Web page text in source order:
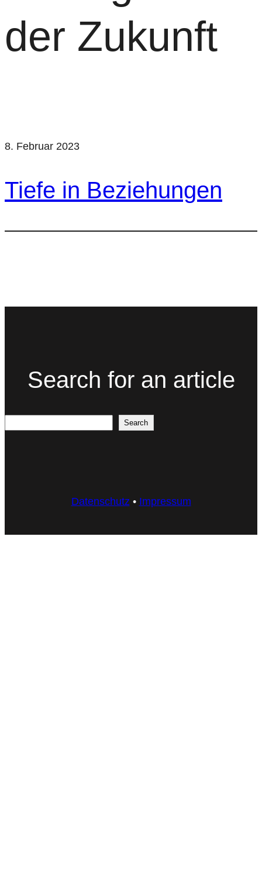
der Zukunft
8. Februar 2023
Tiefe in Beziehungen
Search for an article
Search
Datenschutz • Impressum